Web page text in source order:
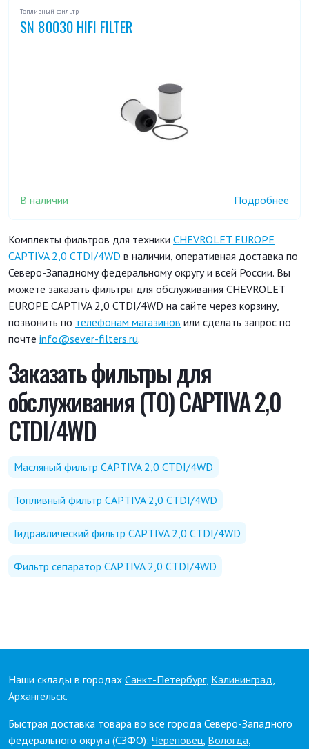
Топливный фильтр
SN 80030 HIFI FILTER
В наличии Подробнее
Комплекты фильтров для техники CHEVROLET EUROPE
CAPTIVA 2,0 CTDI/4WD в наличии, оперативная доставка по
Северо-Западному федеральному округу и всей России. Вы
можете заказать фильтры для обслуживания CHEVROLET
EUROPE CAPTIVA 2,0 CTDI/4WD на сайте через корзину,
позвонить по телефонам магазинов или сделать запрос по
почте info@sever-filters.ru.
Заказать фильтры для
обслуживания (ТО) CAPTIVA 2,0
CTDI/4WD
Масляный фильтр CAPTIVA 2,0 CTDI/4WD
Топливный фильтр CAPTIVA 2,0 CTDI/4WD
Гидравлический фильтр CAPTIVA 2,0 CTDI/4WD
Фильтр сепаратор CAPTIVA 2,0 CTDI/4WD
Наши склады в городах Санкт-Петербург, Калининград,
Архангельск.
Быстрая доставка товара во все города Северо-Западного
федерального округа (СЗФО): Череповец, Вологда,